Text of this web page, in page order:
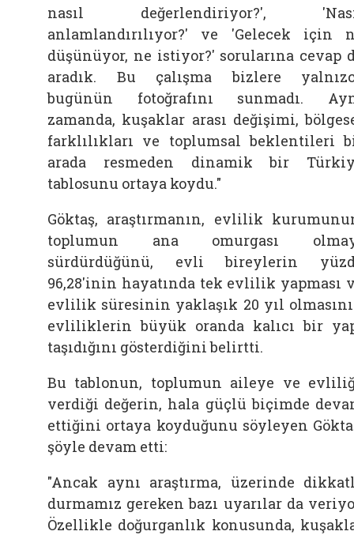
nasıl değerlendiriyor?',
anlamlandırılıyor?' ve 'Gelecek için
düşünüyor, ne istiyor?' sorularına cevap
aradık. Bu çalışma bizlere
bugünün fotoğrafını sunmadı.
zamanda, kuşaklar arası değişimi,
farklılıkları ve toplumsal beklentileri
arada resmeden dinamik bir
tablosunu ortaya koydu."
Göktaş, araştırmanın, evlilik
toplumun ana omurgası
sürdürdüğünü, evli bireylerin
96,28'inin hayatında tek evlilik yapması
evlilik süresinin yaklaşık 20 yıl
evliliklerin büyük oranda kalıcı bir
taşıdığını gösterdiğini belirtti.
Bu tablonun, toplumun aileye ve
verdiği değerin, hala güçlü biçimde
ettiğini ortaya koyduğunu söyleyen
şöyle devam etti:
"Ancak aynı araştırma, üzerinde
durmamız gereken bazı uyarılar da
Özellikle doğurganlık konusunda,